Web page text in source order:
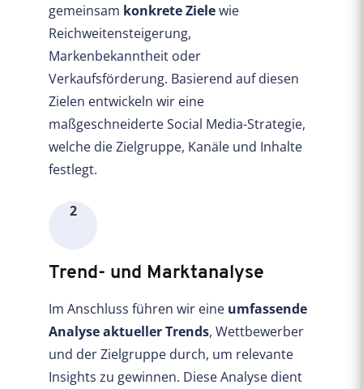
gemeinsam konkrete Zielewie
Reichweitensteigerung,
Markenbekanntheit oder
Verkaufsförderung. Basierend auf diesen
Zielen entwickeln wir eine
maßgeschneiderte Social Media-Strategie,
welche die Zielgruppe, Kanäle und Inhalte
festlegt.
2
Trend- und Marktanalyse
Im Anschluss führen wir eine umfassende
Analyse aktueller Trends, Wettbewerber
und der Zielgruppe durch, um relevante
Insights zu gewinnen. Diese Analyse dient